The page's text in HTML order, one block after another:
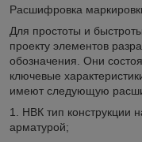
Расшифровка
Для простоты и
проекту элементов
обозначения. Они
ключевые
имеют следующую
1. НВК тип конструкции
арматурой;